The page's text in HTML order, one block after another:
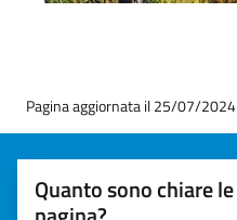
Pagina aggiornata il 25/07/2024
Quanto sono chiare